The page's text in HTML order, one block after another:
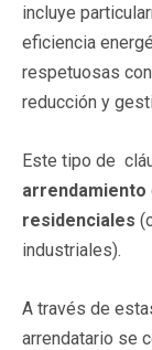
incluye
eficiencia
respetuosas
reducción y
Este tipo de
arrendamiento
residenciales
industriales).
A través de
arrendatario se